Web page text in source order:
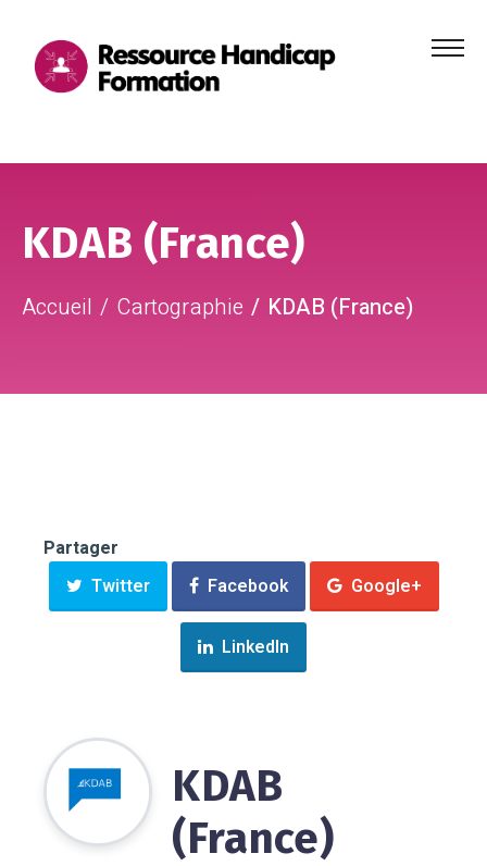
Menu
KDAB (France)
Accueil Cartographie KDAB (France)
Partager
Twitter
Facebook Google+
LinkedIn
KDAB
(France)